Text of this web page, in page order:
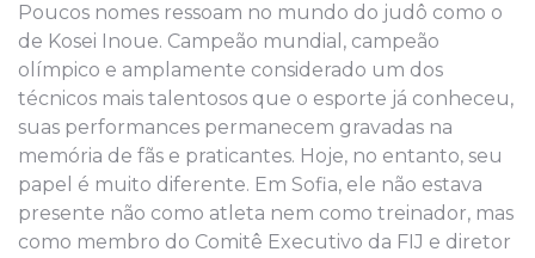
Poucos nomes ressoam no mundo do judô como o
de Kosei Inoue. Campeão mundial, campeão
olímpico e amplamente considerado um dos
técnicos mais talentosos que o esporte já conheceu,
suas performances permanecem gravadas na
memória de fãs e praticantes. Hoje, no entanto, seu
papel é muito diferente. Em Sofia, ele não estava
presente não como atleta nem como treinador, mas
como membro do Comitê Executivo da FIJ e diretor